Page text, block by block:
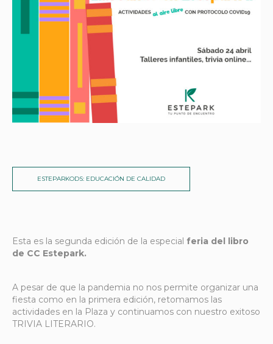
ESTEPARKODS: EDUCACIÓN DE CALIDAD
Esta es la segunda edición de la especial feria del libro
de CC Estepark.
A pesar de que la pandemia no nos permite organizar una
fiesta como en la primera edición, retomamos las
actividades en la Plaza y continuamos con nuestro exitoso
TRIVIA LITERARIO.